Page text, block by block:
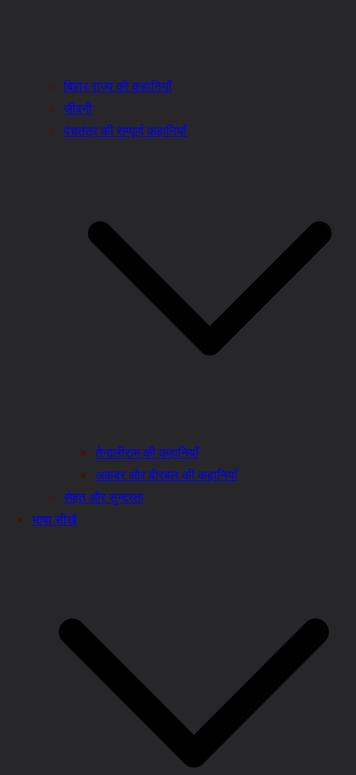
बिहार राज्य की कहानियाँ
जीवनी
पंचतंत्र की सम्पूर्ण कहानियाँ
तेनालीराम की कहानियाँ
अकबर और बीरबल की कहानियाँ
सेहत और सुन्दरता
भाषा सीखें